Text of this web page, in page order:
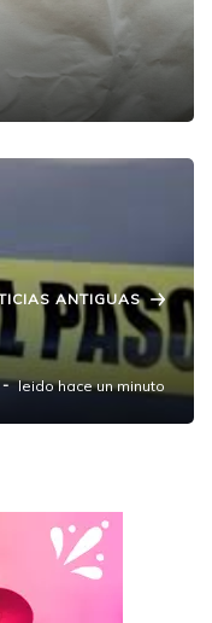
ANTIGUAS
a su esposo
leido hace un minuto